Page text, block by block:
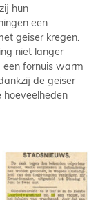
hun
een
geiser kregen.
niet langer
fornuis warm
de geiser